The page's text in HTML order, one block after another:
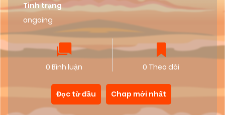
Tình trạng
ongoing
0 Bình luận 0 Theo dõi
Đọc từ đầu Chap mới nhất